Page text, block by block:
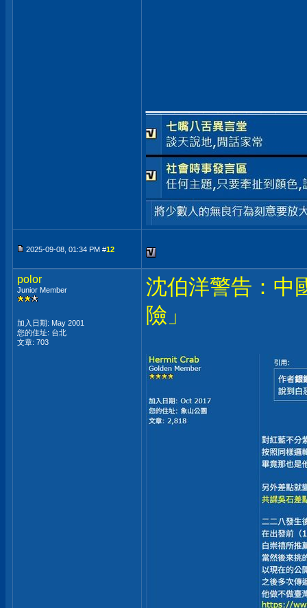
2025-09-08, 01:34 PM #12
polor
Junior Member
加入日期: May 2001
您的住址: 台北
文章: 703
沈伯洋警告：中
險」